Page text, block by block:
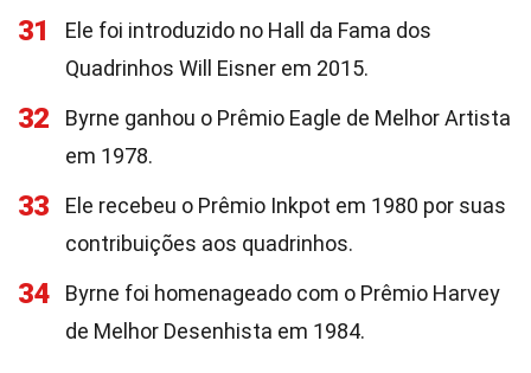
31
Ele foi introduzido no Hall da Fama dos
Quadrinhos Will Eisner em 2015.
32
Byrne ganhou o Prêmio Eagle de Melhor Artista
em 1978.
33
Ele recebeu o Prêmio Inkpot em 1980 por suas
contribuições aos quadrinhos.
34
Byrne foi homenageado com o Prêmio Harvey
de Melhor Desenhista em 1984.